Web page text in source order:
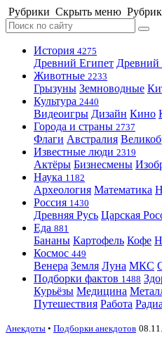
Рубрики Скрыть меню
История 4275
Древний Египет
Животные 2233
Грызуны Земноводные
Культура 2440
Видеоигры Дизайн Кино
Города и страны 2737
Флаги Австралия
Известные люди 2319
Актёры Бизнесмены
Наука 1182
Археология Математика
Россия 1430
Древняя Русь Царская
Еда 881
Бананы Картофель Кофе
Космос 449
Венера Земля Луна МКС
Подборки фактов 1488
Курьёзы Медицина
Путешествия Работа
Анекдоты • Подборки анекдотов